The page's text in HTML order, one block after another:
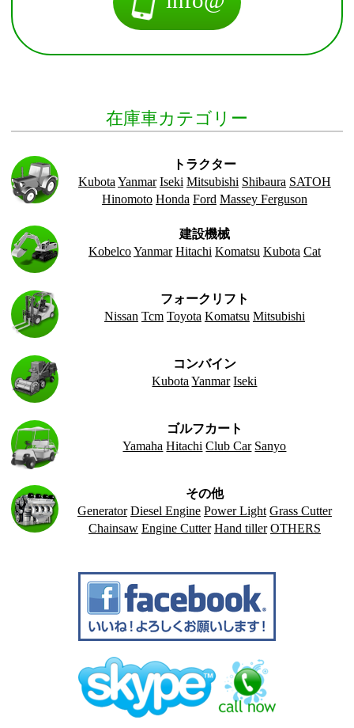
在庫車カテゴリー
トラクター
Kubota Yanmar Iseki Mitsubishi Shibaura SATOH
Hinomoto Honda Ford Massey Ferguson
建設機械
KobelcoYanmar Hitachi Komatsu Kubota Cat
フォークリフト
Nissan Tcm Toyota Komatsu Mitsubishi
コンバイン
Kubota Yanmar Iseki
ゴルフカート
Yamaha Hitachi Club Car Sanyo
その他
Generator Diesel Engine Power Light Grass Cutter
Chainsaw Engine Cutter Hand tiller OTHERS